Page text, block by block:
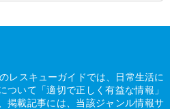
レスキューガイドでは、日常生活に
ついて「適切で正しく有益な情報」
掲載記事には、当該ジャンル情報サ